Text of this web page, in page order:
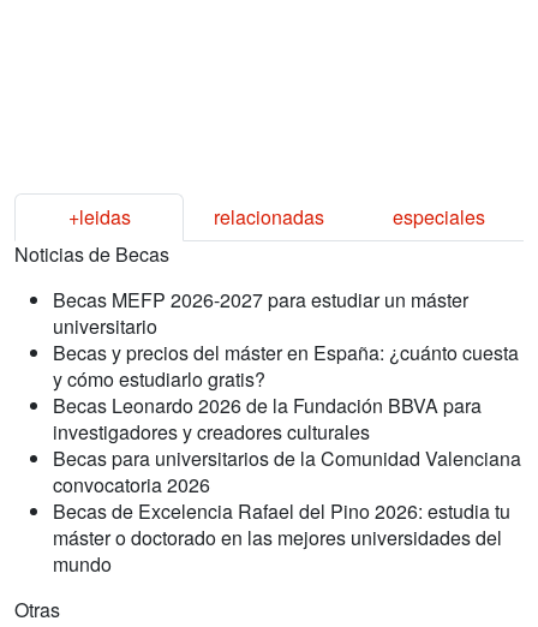
+leidas relacionadas
especiales
Noticias de Becas
Becas MEFP 2026-2027 para estudiar un máster
universitario
Becas y precios del máster en España: ¿cuánto cuesta
y cómo estudiarlo gratis?
Becas Leonardo 2026 de la Fundación BBVA para
investigadores y creadores culturales
Becas para universitarios de la Comunidad Valenciana
convocatoria 2026
Becas de Excelencia Rafael del Pino 2026: estudia tu
máster o doctorado en las mejores universidades del
mundo
Otras